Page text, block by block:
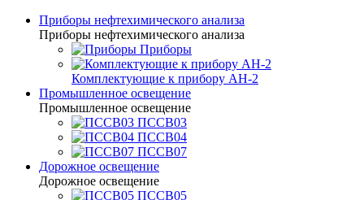
Приборы нефтехимического анализа
Приборы нефтехимического анализа
Приборы
Комплектующие к прибору АН-2
Промышленное освещение
Промышленное освещение
ПССВ03
ПССВ04
ПССВ07
Дорожное освещение
Дорожное освещение
ПССВ05